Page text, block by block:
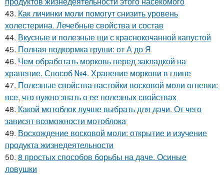
43. Как личинки моли помогут снизить уровень
холестерина. Лечебные свойства и состав
44. Вкусные и полезные щи с краснокочанной капустой
45. Полная подкормка груши: от А до Я
46. Чем обработать морковь перед закладкой на
хранение. Способ №4. Хранение моркови в глине
47. Полезные свойства настойки восковой моли огневки:
все, что нужно знать о ее полезных свойствах
48. Какой мотоблок лучше выбрать для дачи. От чего
зависят возможности мотоблока
49. Восхождение восковой моли: открытие и изучение
продукта жизнедеятельности
50. 8 простых способов борьбы на даче. Осиные
ловушки